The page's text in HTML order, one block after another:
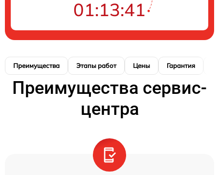
01:13:40
Преимущества Этапы работ Цены Гарантия
Преимущества сервис-
центра